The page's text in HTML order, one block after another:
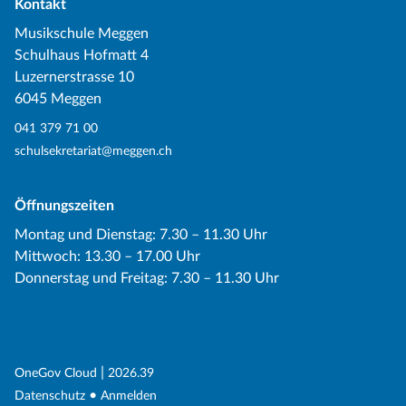
Kontakt
Musikschule Meggen
Schulhaus Hofmatt 4
Luzernerstrasse 10
6045 Meggen
041 379 71 00
schulsekretariat@meggen.ch
Öffnungszeiten
Montag und Dienstag: 7.30 – 11.30 Uhr
Mittwoch: 13.30 – 17.00 Uhr
Donnerstag und Freitag: 7.30 – 11.30 Uhr
OneGov Cloud (External Link)
2026.39
Datenschutz (External Link)
Anmelden